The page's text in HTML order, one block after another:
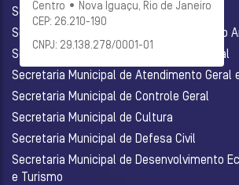
Centro • Nova Iguaçu, Rio de Janeiro
CEP: 26.210-190
CNPJ: 29.138.278/0001-01
Secretaria Municipal de Administração
Secretaria Municipal de Agricultura e Meio
Secretaria Municipal de Assistência Social
Secretaria Municipal de Atendimento Geral
Secretaria Municipal de Controle Geral
Secretaria Municipal de Cultura
Secretaria Municipal de Defesa Civil
Secretaria Municipal de Desenvolvimento
e Turismo